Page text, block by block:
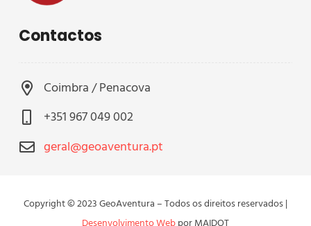
Contactos
Coimbra / Penacova
+351 967 049 002
geral@geoaventura.pt
Copyright © 2023 GeoAventura – Todos os direitos reservados |
Desenvolvimento Webpor MAIDOT